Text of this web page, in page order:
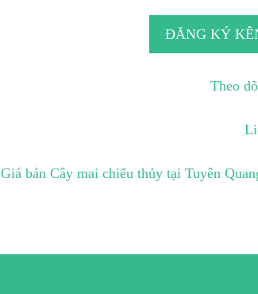
ĐĂNG KÝ
Theo
Giá bán Cây mai chiếu thủy tại Tuyên